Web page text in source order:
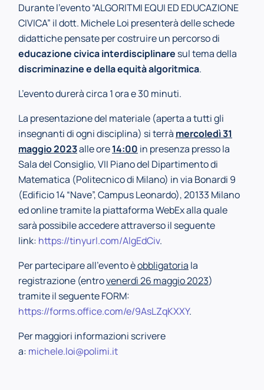
Durante l’evento “ALGORITMI EQUI ED EDUCAZIONE
CIVICA” il dott. Michele Loi presenterà delleschede
didattiche pensate per costruire un percorso di
educazione civica interdisciplinare sul tema della
discriminazine e della equità algoritmica.
L’evento durerà circa 1 ora e 30 minuti.
La presentazione del materiale (aperta a tutti gli
insegnanti di ogni disciplina) si terrà mercoledì 31
maggio 2023alle ore14:00 in presenza presso la
Sala del Consiglio, VII Piano del Dipartimento di
Matematica (Politecnico di Milano) in via Bonardi 9
(Edificio 14 “Nave”, Campus Leonardo), 20133 Milano
ed online tramite la piattaforma WebEx alla quale
sarà possibile accedere attraverso il seguente
link: https://tinyurl.com/AlgEdCiv.
Per partecipare all’evento èobbligatoria la
registrazione (entrovenerdì 26 maggio 2023)
tramite il seguente FORM:
https://forms.office.com/e/9AsLZqKXXY.
Per maggiori informazioni scrivere
a: michele.loi@polimi.it